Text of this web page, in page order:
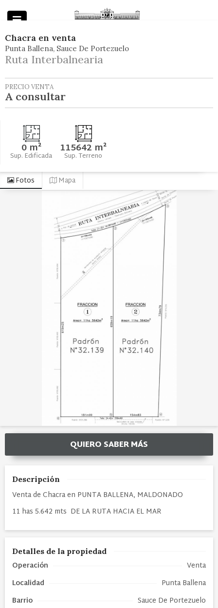
Chacra en venta
Punta Ballena Sauce De Portezuelo
Ruta Interbalnearia
PRECIO VENTA
A consultar
0 m²
Sup. Edificada 115642 m²
Sup. Terreno
Fotos Mapa
QUIERO SABER MÁS
Descripción
Venta de Chacra en PUNTA BALLENA, MALDONADO
11 has 5.642 mts DE LA RUTA HACIA EL MAR
Detalles de la propiedad
Operación
Venta
Localidad
Punta Ballena
Barrio
Sauce De Portezuelo